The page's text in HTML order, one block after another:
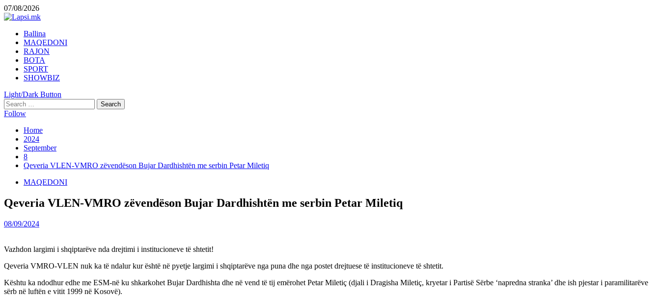
Skip
to
07/08/2026
Primary
Menu
Ballina
MAQEDONI
RAJON
BOTA
SPORT
SHOWBIZ
Light/Dark Button
Search
for:
Follow
Home
2024
September
8
Qeveria VLEN-VMRO zëvendëson Bujar Dardhishtën me serbin Petar Miletiq
MAQEDONI
Qeveria VLEN-VMRO zëvendëson Bujar Dardhishtën me serbin Petar Miletiq
08/09/2024
Vazhdon largimi i shqiptarëve nda drejtimi i institucioneve të shtetit!
Qeveria VMRO-VLEN nuk ka të ndalur kur është në pyetje largimi i shqiptarëve nga puna dhe nga postet drejtuese të institucioneve të shtetit.
Kështu ka ndodhur edhe me ESM-në ku shkarkohet Bujar Dardhishta dhe në vend të tij emërohet Petar Miletiç (djali i Dragisha Miletiç, kryetar i Partisë Sërbe ‘napredna stranka’ dhe ish pjestar i paramilitarëve
sërb në luftën e vitit 1999 në Kosovë).